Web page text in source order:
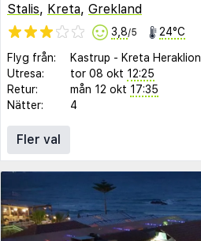
Stalis, Kreta, Grekland
3,8/5 24°C
Flyg från: Kastrup - Kreta Heraklion
Utresa:
tor 08 okt 12:25
Retur:
mån 12 okt 17:35
Nätter:
4
Fler val